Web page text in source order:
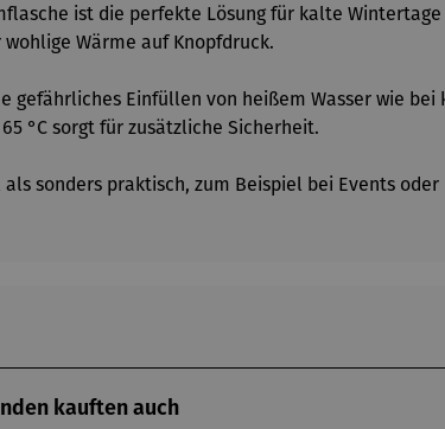
ist die perfekte Lösung für kalte
Wärme auf Knopfdruck.
Einfüllen von heißem Wasser wie bei
°C sorgt für zusätzliche Sicherheit.
sonders praktisch, zum Beispiel bei Events
kauften auch